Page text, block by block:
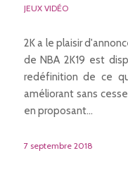
JEUX VIDÉO
2K a le plaisir
de NBA 2K19 est
redéfinition de ce
améliorant sans
en proposant…
7 septembre 2018